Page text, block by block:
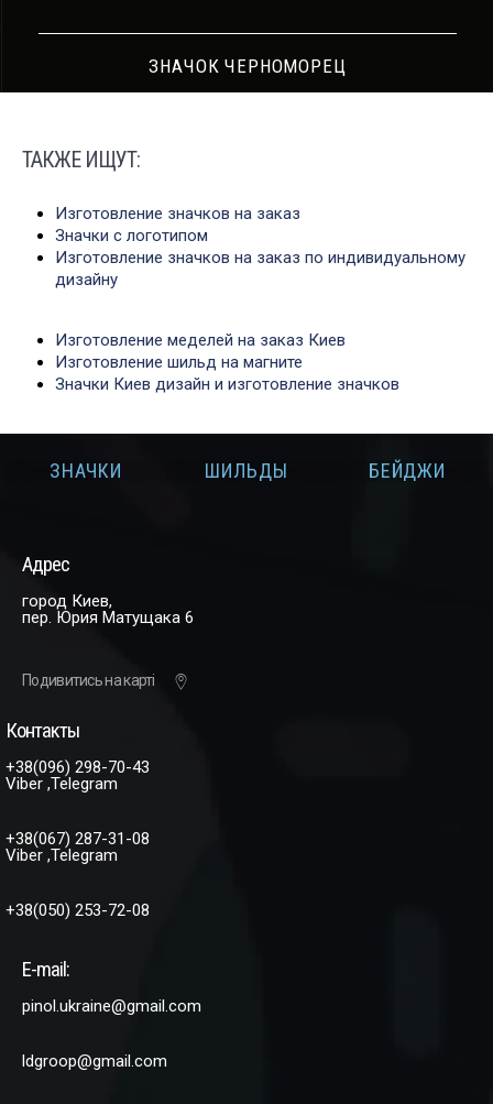
ЗНАЧОК ЧЕРНОМОРЕЦ
ТАКЖЕ ИЩУТ:
Изготовление значков на заказ
Значки с логотипом
Изготовление значков на заказ по индивидуальному
дизайну
Изготовление меделей на заказ Киев
Изготовление шильд на магните
Значки Киев дизайн и изготовление значков
ЗНАЧКИ
ШИЛЬДЫ БЕЙДЖИ
Адрес
город Киев,
пер. Юрия Матущака 6
Подивитись на карті
Контакты
+38(096) 298-70-43
Viber ,Telegram
+38(067) 287-31-08
Viber ,Telegram
+38(050) 253-72-08
E-mail:
pinol.ukraine@gmail.com
ldgroop@gmail.com